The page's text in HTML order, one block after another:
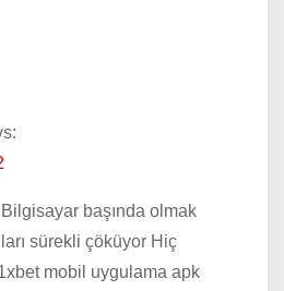
başında olmak
sürekli çöküyor Hiç
mobil uygulama apk